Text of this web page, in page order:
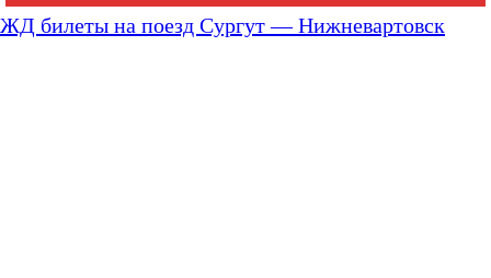
ЖД билеты на поезд Сургут — Нижневартовск